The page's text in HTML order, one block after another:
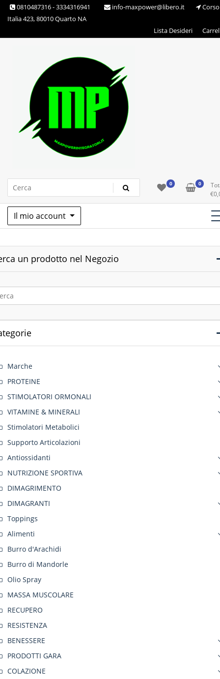
Skip 0810487316 - 3334316941 info-maxpower@libero.it
Corso
Italia 423, 80010 Quarto NA
Lista Desideri
Max Power Integratori 0 0
€
Il mio account
un prodotto nel Negozio
Marche
PROTEINE
STIMOLATORI ORMONALI
VITAMINE & MINERALI
Stimolatori Metabolici
Supporto Articolazioni
Antiossidanti
NUTRIZIONE SPORTIVA
DIMAGRIMENTO
DIMAGRANTI
Toppings
Alimenti
Burro d'Arachidi
Burro di Mandorle
Olio Spray
MASSA MUSCOLARE
RECUPERO
RESISTENZA
BENESSERE
PRODOTTI GARA
COLAZIONE